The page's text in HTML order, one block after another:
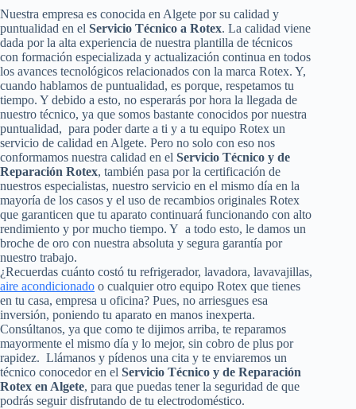
Nuestra empresa es conocida en Algete por su calidad y
puntualidad en el Servicio Técnico a Rotex. La calidad viene
dada por la alta experiencia de nuestra plantilla de técnicos
con formación especializada y actualización continua en todos
los avances tecnológicos relacionados con la marca Rotex. Y,
cuando hablamos de puntualidad, es porque, respetamos tu
tiempo. Y debido a esto, no esperarás por hora la llegada de
nuestro técnico, ya que somos bastante conocidos por nuestra
puntualidad, para poder darte a ti y a tu equipo Rotex un
servicio de calidad en Algete. Pero no solo con eso nos
conformamos nuestra calidad en el Servicio Técnico y de
Reparación Rotex, también pasa por la certificación de
nuestros especialistas, nuestro servicio en el mismo día en la
mayoría de los casos y el uso de recambios originales Rotex
que garanticen que tu aparato continuará funcionando con alto
rendimiento y por mucho tiempo. Y a todo esto, le damos un
broche de oro con nuestra absoluta y segura garantía por
nuestro trabajo.
¿Recuerdas cuánto costó tu refrigerador, lavadora, lavavajillas,
aire acondicionado o cualquier otro equipo Rotex que tienes
en tu casa, empresa u oficina? Pues, no arriesgues esa
inversión, poniendo tu aparato en manos inexperta.
Consúltanos, ya que como te dijimos arriba, te reparamos
mayormente el mismo día y lo mejor, sin cobro de plus por
rapidez. Llámanos y pídenos una cita y te enviaremos un
técnico conocedor en el Servicio Técnico y de Reparación
Rotex en Algete, para que puedas tener la seguridad de que
podrás seguir disfrutando de tu electrodoméstico.